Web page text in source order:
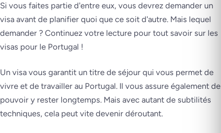
Si vous faites partie d'entre eux, vous devrez demander un
visa avant de planifier quoi que ce soit d'autre. Mais lequel
demander ? Continuez votre lecture pour tout savoir sur les
visas pour le Portugal !
Un visa vous garantit un titre de séjour qui vous permet de
vivre et de travailler au Portugal. Il vous assure également de
pouvoir y rester longtemps. Mais avec autant de subtilités
techniques, cela peut vite devenir déroutant.